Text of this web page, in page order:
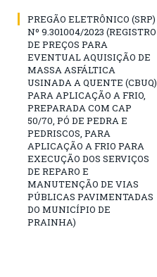
PREGÃO ELETRÔNICO (SRP)
Nº 9.301004/2023 (REGISTRO
DE PREÇOS PARA
EVENTUAL AQUISIÇÃO DE
MASSA ASFÁLTICA
USINADA A QUENTE (CBUQ)
PARA APLICAÇÃO A FRIO,
PREPARADA COM CAP
50/70, PÓ DE PEDRA E
PEDRISCOS, PARA
APLICAÇÃO A FRIO PARA
EXECUÇÃO DOS SERVIÇOS
DE REPARO E
MANUTENÇÃO DE VIAS
PÚBLICAS PAVIMENTADAS
DO MUNICÍPIO DE
PRAINHA)